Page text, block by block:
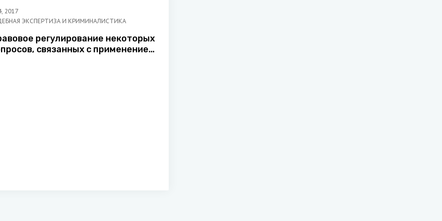
, 2017
ЭКСПЕРТИЗА И КРИМИНАЛИСТИКА
регулирование некоторых
связанных с применением